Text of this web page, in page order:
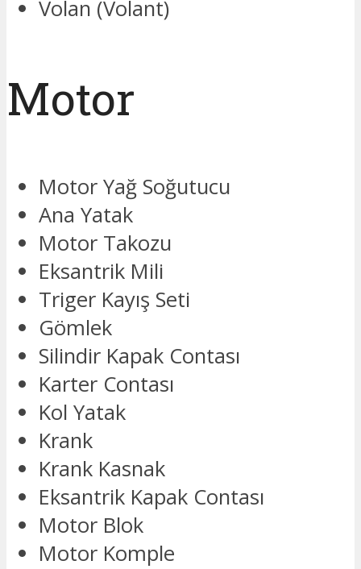
Volan (Volant)
Motor
Motor Yağ Soğutucu
Ana Yatak
Motor Takozu
Eksantrik Mili
Triger Kayış Seti
Gömlek
Silindir Kapak Contası
Karter Contası
Kol Yatak
Krank
Krank Kasnak
Eksantrik Kapak Contası
Motor Blok
Motor Komple